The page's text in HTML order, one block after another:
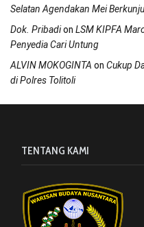
Selatan Agendakan Mei
Dok. Pribadion LSM KIPFA
Penyedia Cari Untung
ALVIN MOKOGINTA on Cukup
di Polres Tolitoli
TENTANG KAMI